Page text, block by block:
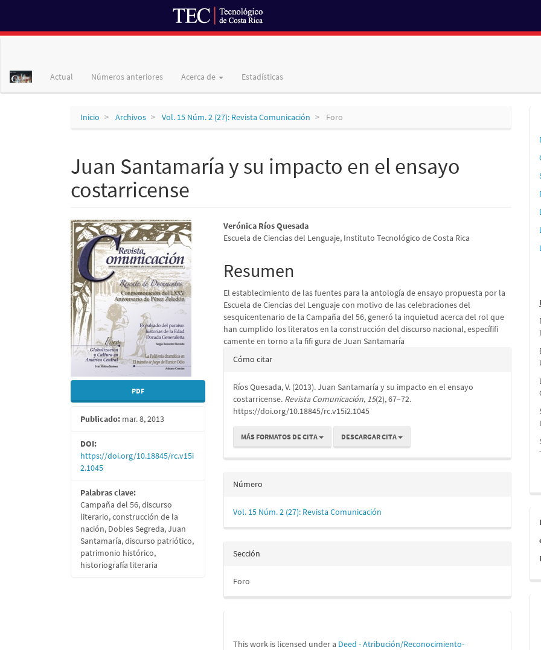
principalActual Números anteriores Acerca de Estadísticas
Inicio Archivos Vol. 15 Núm. 2 (27): Revista Comunicación Foro
Juan Santamaría y su impacto en el ensayo
costarricense
Barra
lateral
del
artículo
PDF
Publicado: mar. 8, 2013
DOI:
https://doi.org/10.18845/rc.v15i
2.1045
Palabras clave:
Campaña del 56, discurso
literario, construcción de la
nación, Dobles Segreda, Juan
Santamaría, discurso patriótico,
patrimonio histórico,
historiografía literaria
Contenido
principal
del
artículo
Verónica Ríos Quesada
Escuela de Ciencias del Lenguaje, Instituto Tecnológico de Costa Rica
Resumen
El establecimiento de las fuentes para la antología de ensayo propuesta por la
Escuela de Ciencias del Lenguaje con motivo de las celebraciones del
sesquicentenario de la Campaña del 56, generó la inquietud acerca del rol que
han cumplido los literatos en la construcción del discurso nacional, específifi
camente en torno a la fifi gura de Juan Santamaría
Detalles
artículo
Cómo citar
Ríos Quesada, V. (2013). Juan Santamaría y su impacto en el ensayo
costarricense. Revista Comunicación, 15(2), 67–72.
https://doi.org/10.18845/rc.v15i2.1045
MÁS FORMATOS DE CITA DESCARGAR CITA
Número
Vol. 15 Núm. 2 (27): Revista Comunicación
Sección
Foro
This work is licensed under a Deed - Atribución/Reconocimiento-